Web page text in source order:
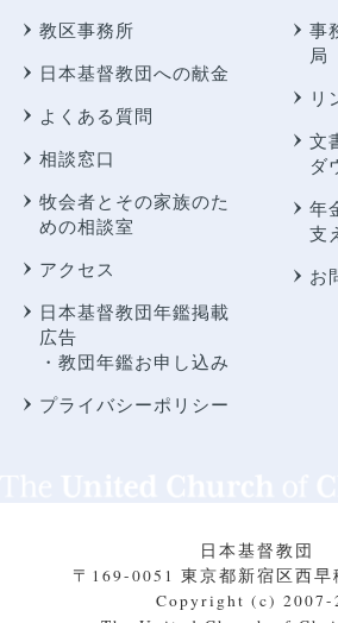
教区事務所
日本基督教団への献金
よくある質問
相談窓口
牧会者とその家族のた
めの相談室
アクセス
日本基督教団年鑑掲載
広告
・教団年鑑お申し込み
プライバシーポリシー
事
局
リ
文
ダ
年
支
お
日本基督教団
〒169-0051 東京都新宿区西
Copyright (c) 2007-